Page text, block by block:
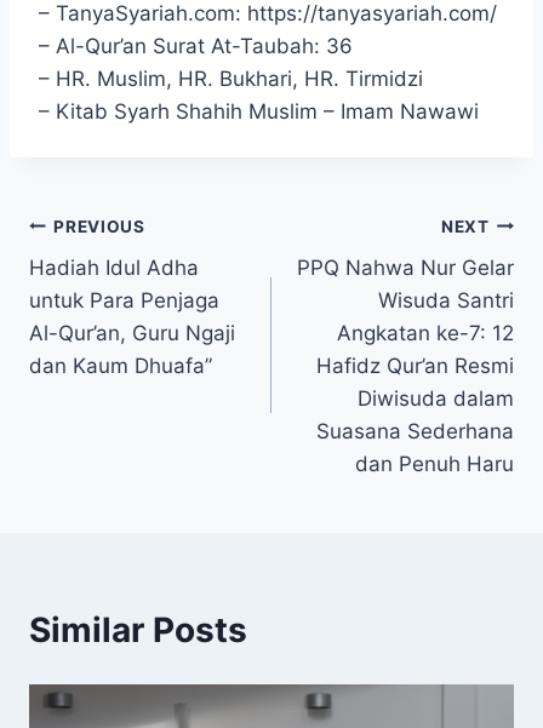
– TanyaSyariah.com: https://tanyasyariah.com/
– Al-Qur’an Surat At-Taubah: 36
– HR. Muslim, HR. Bukhari, HR. Tirmidzi
– Kitab Syarh Shahih Muslim – Imam Nawawi
Post
navigation
PREVIOUS
Hadiah Idul Adha
untuk Para Penjaga
Al-Qur’an, Guru Ngaji
dan Kaum Dhuafa”
NEXT
PPQ Nahwa Nur Gelar
Wisuda Santri
Angkatan ke-7: 12
Hafidz Qur’an Resmi
Diwisuda dalam
Suasana Sederhana
dan Penuh Haru
Similar Posts